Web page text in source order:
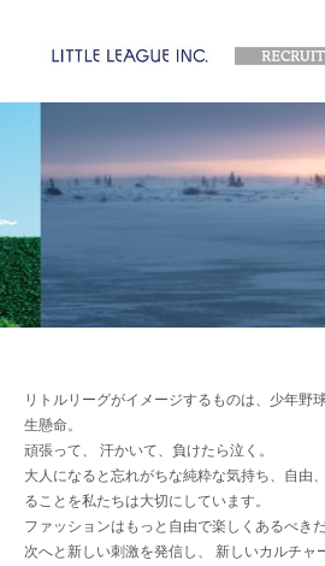
リトルリーグがイメージするものは、少年野
生懸命。
頑張って、 汗かいて、負けたら泣く。
大人になると忘れがちな純粋な気持ち、自由
ることを私たちは大切にしています。
ファッションはもっと自由で楽しくあるべき
次へと新しい刺激を発信し、
新しいカルチャ